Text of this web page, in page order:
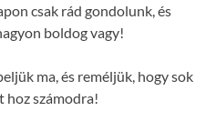
csak rád gondolunk, és
boldog vagy!
ma, és reméljük, hogy sok
hoz számodra!